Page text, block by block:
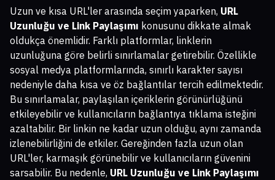
Uzun ve kısa URL'ler arasında seçim yaparken, URL
Uzunluğu ve Link Paylaşımı konusunu dikkate almak
oldukça önemlidir. Farklı platformlar, linklerin
uzunluğuna göre belirli sınırlamalar getirebilir. Özellikle
sosyal medya platformlarında, sınırlı karakter sayısı
nedeniyle daha kısa ve öz bağlantılar tercih edilmektedir.
Bu sınırlamalar, paylaşılan içeriklerin görünürlüğünü
etkileyebilir ve kullanıcıların bağlantıya tıklama isteğini
azaltabilir. Bir linkin ne kadar uzun olduğu, aynı zamanda
izlenebilirliğini de etkiler. Gereğinden fazla uzun olan
URL'ler, karmaşık görünebilir ve kullanıcıların güvenini
sarsabilir. Bu nedenle, URL Uzunluğu ve Link Paylaşımı